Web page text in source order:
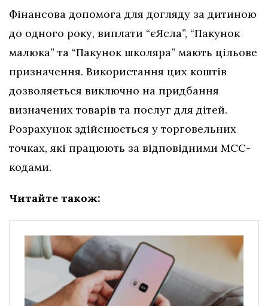
Фінансова допомога для догляду за дитиною
до одного року, виплати “єЯсла”, “Пакунок
малюка” та “Пакунок школяра” мають цільове
призначення. Використання цих коштів
дозволяється виключно на придбання
визначених товарів та послуг для дітей.
Розрахунок здійснюється у торговельних
точках, які працюють за відповідними МСС-
кодами.
Читайте також: